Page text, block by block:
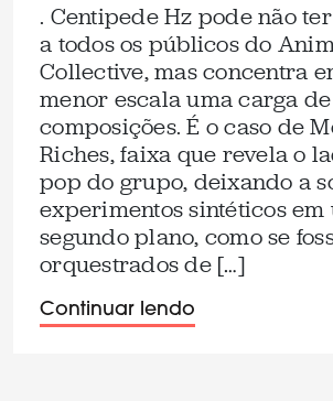
. Centipede Hz pode não
a todos os públicos do
Collective, mas concentra
menor escala uma carga
composições. É o caso de
Riches, faixa que revela o
pop do grupo, deixando a
experimentos sintéticos em
segundo plano, como se
orquestrados de […]
Continuar lendo